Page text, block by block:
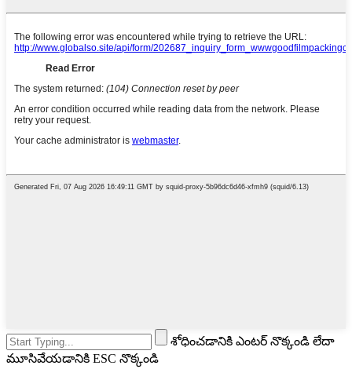
శోధించడానికి ఎంటర్ నొక్కండి లేదా
మూసివేయడానికి ESC నొక్కండి